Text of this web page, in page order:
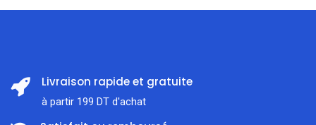
Livraison rapide et gratuite
à partir 199 DT d'achat